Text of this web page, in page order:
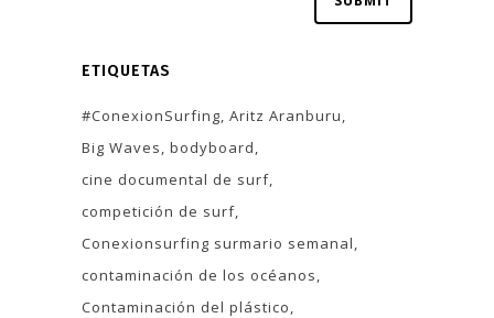
ETIQUETAS
#ConexionSurfing Aritz Aranburu
Big Waves bodyboard
cine documental de surf
competición de surf
Conexionsurfing surmario semanal
contaminación de los océanos
Contaminación del plástico